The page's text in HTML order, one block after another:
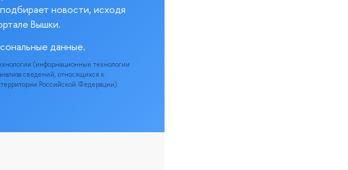
новости, исходя
Вышки.
данные.
(информационные технологии
сведений, относящихся к
Российской Федерации).